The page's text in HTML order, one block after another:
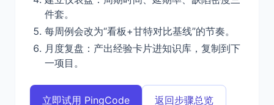
件套。
每周例会改为“看板+甘特对比基线”的节奏。
月度复盘：产出经验卡片进知识库，复制到下
一项目。
立即试用 PingCode 返回步骤总览